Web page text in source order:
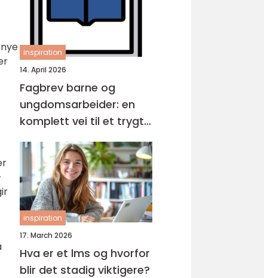
inspiration
14. April 2026
Fagbrev barne og
ungdomsarbeider: en
komplett vei til et trygt
yrke
inspiration
17. March 2026
Hva er et lms og hvorfor
blir det stadig viktigere?